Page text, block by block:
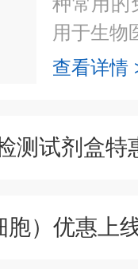
用于生物
查看详情
测试剂盒特
胞）优惠上